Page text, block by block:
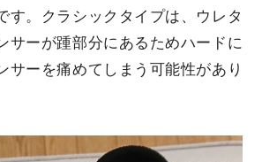
す。クラシックタイプは、ウレタ
サーが踵部分にあるためハードに
サーを痛めてしまう可能性があり